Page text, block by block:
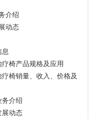
务介绍
展动态
息
科治疗椅产品规格及应用
业务介绍
发展动态